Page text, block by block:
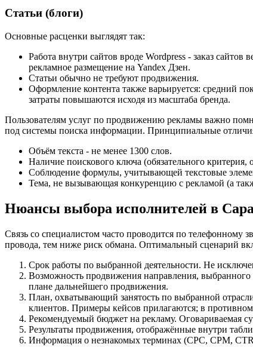
Статьи (блоги)
Основные расценки выглядят так:
Работа внутри сайтов вроде Wordpress - заказ
рекламное размещение на Yandex Дзен.
Статьи обычно не требуют продвижения.
Оформление контента также варьируется: средний
затраты повышаются исходя из масштаба бренда.
Пользователям услуг по продвижению рекламы важно
под системы поиска информации. Принципиальные
Объём текста - не менее 1300 слов.
Наличие поискового ключа (обязательного критерия,
Соблюдение формулы, учитывающей текстовые
Тема, не вызывающая конкуренцию с рекламой (а
Нюансы выбора исполнителей в
Связь со специалистом часто проводится по телефонному
провода, тем ниже риск обмана. Оптимальный сценарий
Срок работы по выбранной деятельности. Не
Возможность продвижения направления, выбранного
плане дальнейшего продвижения.
План, охватывающий занятость по выбранной
клиентов. Примеры кейсов прилагаются; в
Рекомендуемый бюджет на рекламу. Оговариваемая
Результаты продвижения, отображённые внутри
Информация о незнакомых терминах (CPC, CPM,